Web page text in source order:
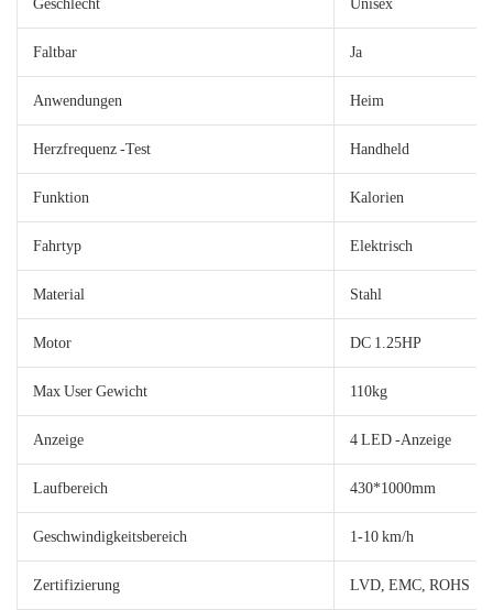
Faltbar Ja
Anwendungen Heim
Herzfrequenz -Test Handheld
Funktion Kalorien
Fahrtyp Elektrisch
Material Stahl
Motor DC 1.25HP
Max User Gewicht 110kg
Anzeige 4 LED -Anzeige
Laufbereich 430*1000mm
Geschwindigkeitsbereich 1-10 km/h
Zertifizierung LVD, EMC, ROHS